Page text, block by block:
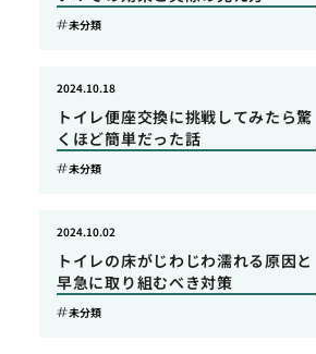
未分類
トイレ便座交換に挑戦してみたら驚
くほど簡単だった話
2024.10.18
未分類
トイレの床がじわじわ濡れる原因と
早急に取り組むべき対策
2024.10.02
未分類